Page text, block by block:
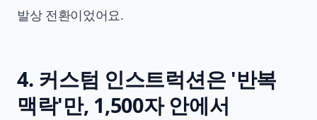
발상 전환이었어요.
4. 커스텀 인스트럭션은 '반복
맥락'만, 1,500자 안에서